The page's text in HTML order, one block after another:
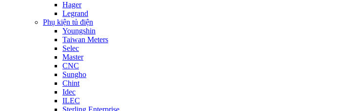
Hager
Legrand
Phụ kiện tủ điện
Youngshin
Taiwan Meters
Selec
Master
CNC
Sungho
Chint
Idec
ILEC
Sterling Enterprise